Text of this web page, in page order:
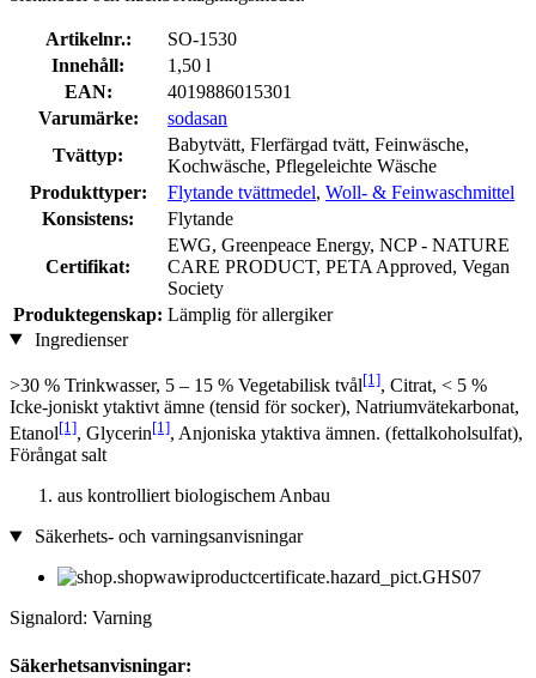
Artikelnr.:
SO-1530
Innehåll:
1,50 l
EAN:
4019886015301
Varumärke:
sodasan
Tvättyp:
Babytvätt, Flerfärgad tvätt, Feinwäsche,
Kochwäsche, Pflegeleichte Wäsche
Produkttyper:
Flytande tvättmedel, Woll- & Feinwaschmittel
Konsistens:
Flytande
Certifikat:
EWG, Greenpeace Energy, NCP - NATURE
CARE PRODUCT, PETA Approved, Vegan
Society
Produktegenskap: Lämplig för allergiker
Ingredienser
>30 % Trinkwasser, 5 – 15 % Vegetabilisk tvål[1], Citrat, < 5 %
Icke-joniskt ytaktivt ämne (tensid för socker), Natriumvätekarbonat,
Etanol[1], Glycerin[1], Anjoniska ytaktiva ämnen. (fettalkoholsulfat),
Förångat salt
aus kontrolliert biologischem Anbau
Säkerhets- och varningsanvisningar
Signalord: Varning
Säkerhetsanvisningar: